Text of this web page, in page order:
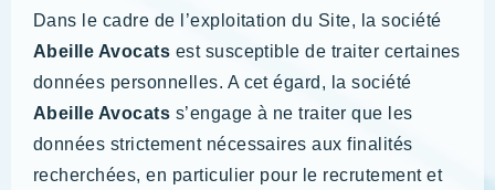
Dans le cadre de l’exploitation du Site, la société
Abeille Avocats est susceptible de traiter certaines
données personnelles. A cet égard, la société
Abeille Avocats s’engage à ne traiter que les
données strictement nécessaires aux finalités
recherchées, en particulier pour le recrutement et